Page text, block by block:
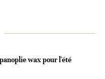
wax pour l'été